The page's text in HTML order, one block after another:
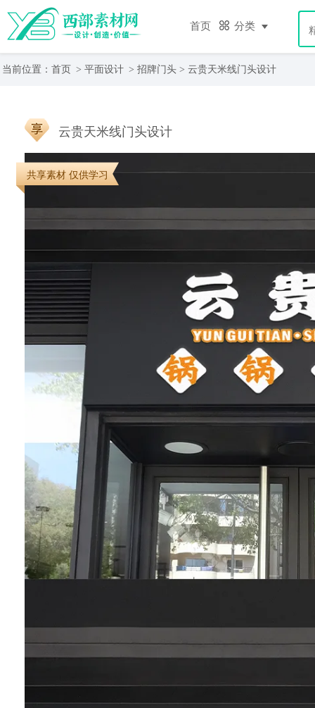
首页 分类
当前位置： 首页 > 平面设计 > 招牌门头 > 云贵天米线门头设计
云贵天米线门头设计
共享素材 仅供学习